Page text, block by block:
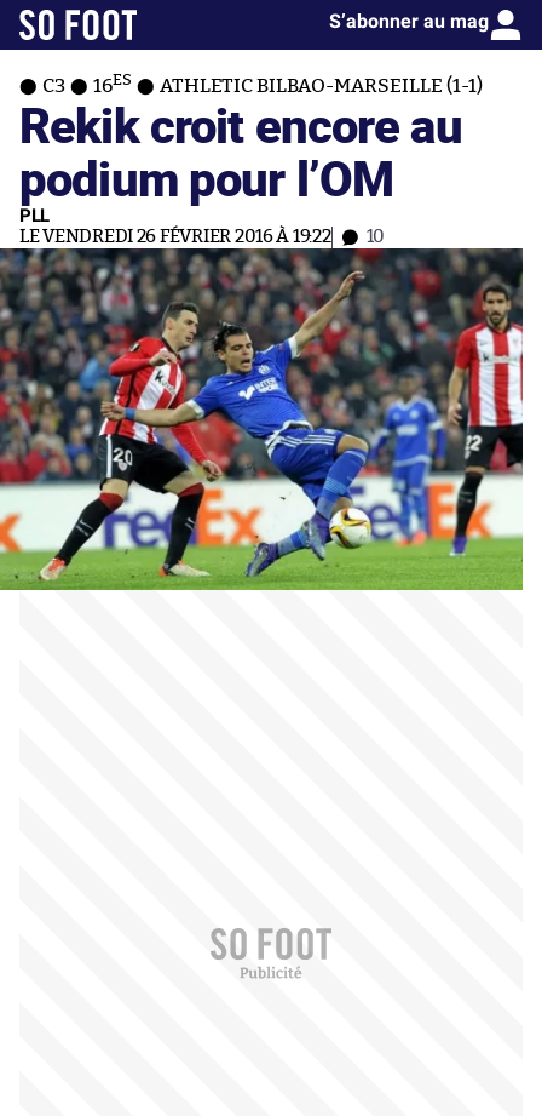
S’abonner au mag
C3 16ES ATHLETIC BILBAO-MARSEILLE (1-1)
Rekik croit encore au
podium pour l’OM
PLL
LE VENDREDI 26 FÉVRIER 2016 À 19:22 10